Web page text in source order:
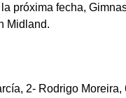
próxima fecha,
Midland.
2- Rodrigo